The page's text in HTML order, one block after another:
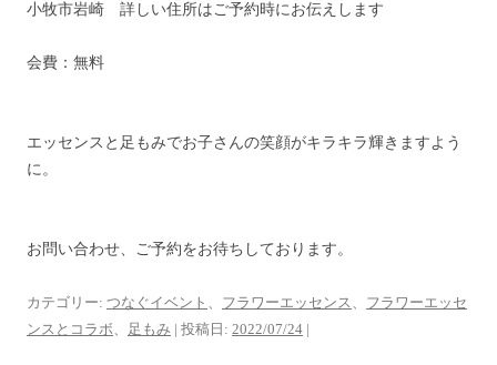
小牧市岩崎 詳しい住所はご予約時にお伝えします
会費：無料
エッセンスと足もみでお子さんの笑顔がキラキラ輝きますよう
に。
お問い合わせ、ご予約をお待ちしております。
カテゴリー: つなぐイベント 、 フラワーエッセンス 、 フラワーエッセ
ンスとコラボ、 足もみ | 投稿日: 2022/07/24 |